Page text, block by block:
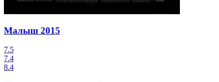
Малыш 2015
7.5
7.4
8.4